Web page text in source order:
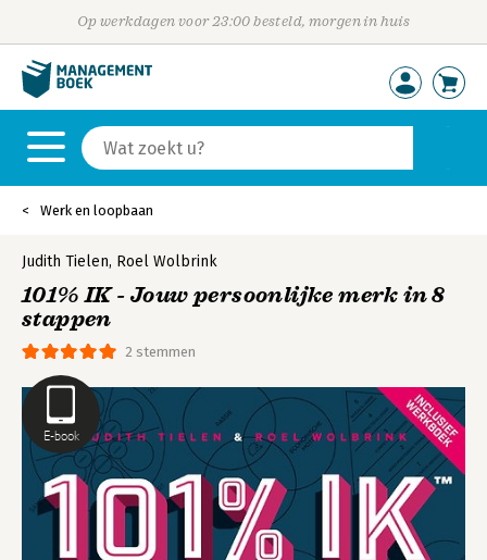
Op werkdagen voor 23:00 besteld, morgen in huis
Werk en loopbaan
E-book
2 stemmen
Judith Tielen, Roel Wolbrink
101% IK - Jouw persoonlijke merk in 8
stappen